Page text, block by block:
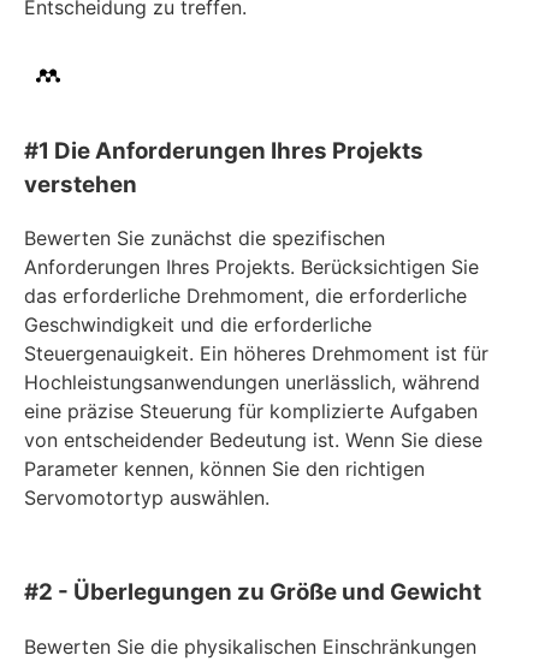
Entscheidung zu treffen.
#1 Die Anforderungen Ihres Projekts
verstehen
Bewerten Sie zunächst die spezifischen
Anforderungen Ihres Projekts. Berücksichtigen Sie
das erforderliche Drehmoment, die erforderliche
Geschwindigkeit und die erforderliche
Steuergenauigkeit. Ein höheres Drehmoment ist für
Hochleistungsanwendungen unerlässlich, während
eine präzise Steuerung für komplizierte Aufgaben
von entscheidender Bedeutung ist. Wenn Sie diese
Parameter kennen, können Sie den richtigen
Servomotortyp auswählen.
#2 - Überlegungen zu Größe und Gewicht
Bewerten Sie die physikalischen Einschränkungen